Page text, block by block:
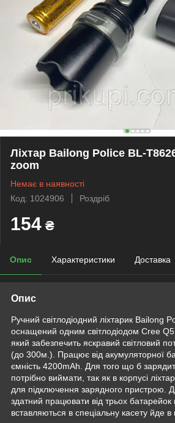
Ліхтар Bailong Police BL-
zoom
Немає в наявності
Код: 1024906
Роздріб
154 ₴
Опис Характеристики Доставка
Опис
Ручний світлодіодний ліхтарик Bailong
оснащений одним світлодіодом Cree Q5
який забезпечить яскравий світловий
(до 300м.). Працює від акумуляторної
ємність 4200mAh. Для того що б
потрібно виймати, так як в корпусі
для підключення зарядного пристрою.
здатний працювати від трьох
вставляються в спеціальну касету йде в